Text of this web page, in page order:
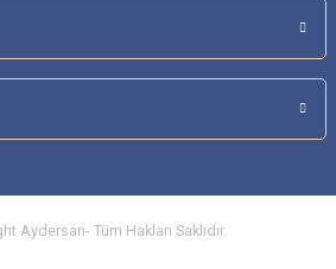
Aydersan- Tüm Hakları Saklıdır.